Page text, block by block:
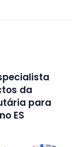
da
para
ES